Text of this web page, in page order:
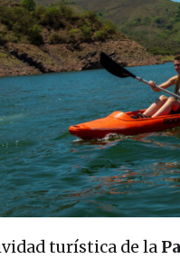
turística de la